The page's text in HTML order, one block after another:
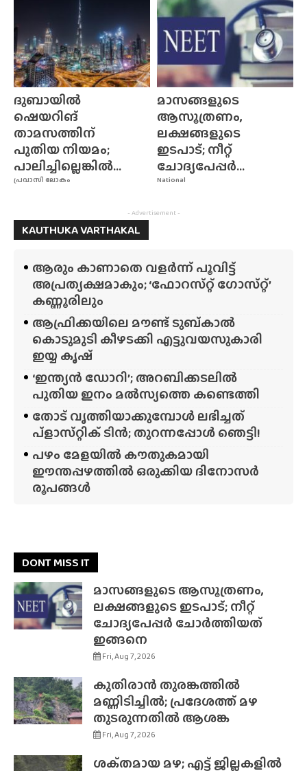
പ്രവാസി ലോകം
ദുബായിൽ
ഷെയറിങ്
താമസത്തിന്
പുതിയ നിയമം;
പാലിച്ചില്ലെങ്കിൽ...
National
മാസങ്ങളുടെ
ആസൂത്രണം,
ലക്ഷങ്ങളുടെ
ഇടപാട്; നീറ്റ്
ചോദ്യപേപ്പർ...
- Advertisement -
KAUTHUKA VARTHAKAL
ആരും കാണാതെ വളർന്ന് പൂവിട്ട്
അപ്രത്യക്ഷമാകും; ‘ഫോറസ്‌റ്റ്‌ ഗോസ്‌റ്റ്’
കണ്ണൂരിലും
ആഫ്രിക്കയിലെ മൗണ്ട് ടുബ്‌കാൽ
കൊടുമുടി കീഴടക്കി എട്ടുവയസുകാരി
ഇയ്യ കൃഷ്
‘ഇന്ത്യൻ ഡോറി’; അറബിക്കടലിൽ
പുതിയ ഇനം മൽസ്യത്തെ കണ്ടെത്തി
തോട് വൃത്തിയാക്കുമ്പോൾ ലഭിച്ചത്
പ്‌ളാസ്‌റ്റിക് ടിൻ; തുറന്നപ്പോൾ ഞെട്ടി!
പഴം മേളയിൽ കൗതുകമായി
ഈന്തപ്പഴത്തിൽ ഒരുക്കിയ ദിനോസർ
രൂപങ്ങൾ
DONT MISS IT
മാസങ്ങളുടെ ആസൂത്രണം,
ലക്ഷങ്ങളുടെ ഇടപാട്; നീറ്റ്
ചോദ്യപേപ്പർ ചോർത്തിയത്
ഇങ്ങനെ
Fri, Aug 7, 2026
കുതിരാൻ തുരങ്കത്തിൽ
മണ്ണിടിച്ചിൽ; പ്രദേശത്ത് മഴ
തുടരുന്നതിൽ ആശങ്ക
Fri, Aug 7, 2026
ശക്‌തമായ മഴ; എട്ട് ജില്ലകളിൽ